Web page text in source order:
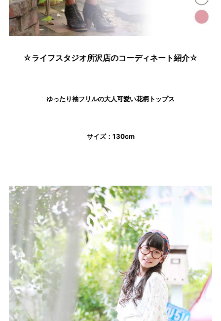
☆ライフスタジオ所沢店のコーディネート紹介☆
ゆったり袖フリルの大人可愛い花柄トップス
サイズ：130cm